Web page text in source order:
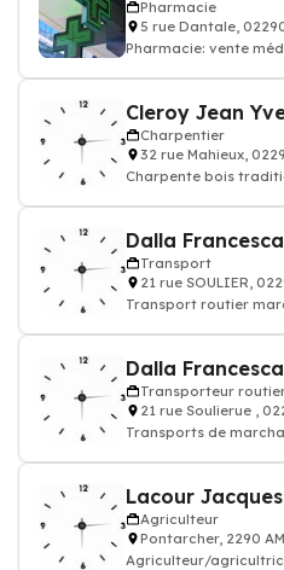
Pharmacie
5 rue Dantale,
Pharmacie: vente
Cleroy Jean
Charpentier
32 rue Mahieux,
Charpente bois
Dalla
Transport
21 rue SOULIER,
Transport routier
Dalla
Transporteur
21 rue Soulierue ,
Transports de
Lacour Jacques
Agriculteur
Pontarcher, 2290
Agriculteur/